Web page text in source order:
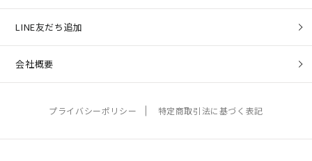
LINE友だち追加
会社概要
プライバシーポリシー 特定商取引法に基づく表記